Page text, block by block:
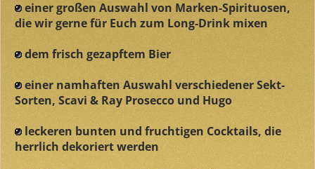
einer großen Auswahl von Marken-Spirituosen,
die wir gerne für Euch zum Long-Drink mixen
dem frisch gezapftem Bier
einer namhaften Auswahl verschiedener Sekt-
Sorten, Scavi & Ray Prosecco und Hugo
leckeren bunten und fruchtigen Cocktails, die
herrlich dekoriert werden